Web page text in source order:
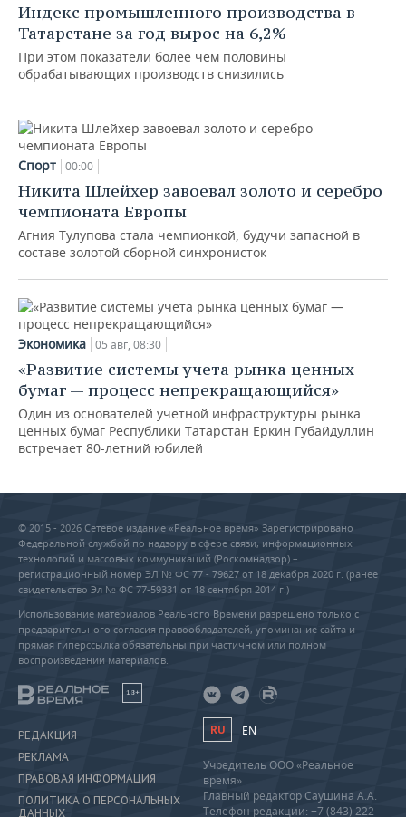
Индекс промышленного производства в
Татарстане за год вырос на 6,2%
При этом показатели более чем половины
обрабатывающих производств снизились
Спорт 00:00
Никита Шлейхер завоевал золото и серебро
чемпионата Европы
Агния Тулупова стала чемпионкой, будучи запасной в
составе золотой сборной синхронисток
Экономика 05 авг, 08:30
«Развитие системы учета рынка ценных
бумаг — процесс непрекращающийся»
Один из основателей учетной инфраструктуры рынка
ценных бумаг Республики Татарстан Еркин Губайдуллин
встречает 80-летний юбилей
© 2015 - 2026 Сетевое издание «Реальное время» Зарегистрировано
Федеральной службой по надзору в сфере связи, информационных
технологий и массовых коммуникаций (Роскомнадзор) –
регистрационный номер ЭЛ № ФС 77 - 79627 от 18 декабря 2020 г. (ранее
свидетельство Эл № ФС 77-59331 от 18 сентября 2014 г.)
Использование материалов Реального Времени разрешено только с
предварительного согласия правообладателей, упоминание сайта и
прямая гиперссылка обязательны при частичном или полном
воспроизведении материалов.
18+
РЕДАКЦИЯ
РЕКЛАМА
ПРАВОВАЯ ИНФОРМАЦИЯ
ПОЛИТИКА О ПЕРСОНАЛЬНЫХ
ДАННЫХ
RU EN
Учредитель ООО «Реальное
время»
Главный редактор Саушина А.А.
Телефон редакции: +7 (843) 222-